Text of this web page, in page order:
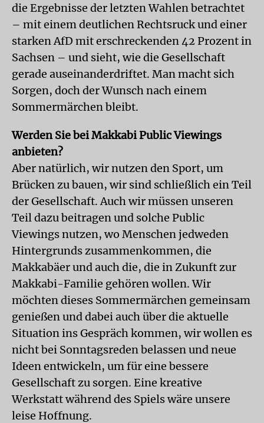
die Ergebnisse der letzten Wahlen betrachtet
– mit einem deutlichen Rechtsruck und einer
starken AfD mit erschreckenden 42 Prozent in
Sachsen – und sieht, wie die Gesellschaft
gerade auseinanderdriftet. Man macht sich
Sorgen, doch der Wunsch nach einem
Sommermärchen bleibt.
Werden Sie bei Makkabi Public Viewings
anbieten?
Aber natürlich, wir nutzen den Sport, um
Brücken zu bauen, wir sind schließlich ein Teil
der Gesellschaft. Auch wir müssen unseren
Teil dazu beitragen und solche Public
Viewings nutzen, wo Menschen jedweden
Hintergrunds zusammenkommen, die
Makkabäer und auch die, die in Zukunft zur
Makkabi-Familie gehören wollen. Wir
möchten dieses Sommermärchen gemeinsam
genießen und dabei auch über die aktuelle
Situation ins Gespräch kommen, wir wollen es
nicht bei Sonntagsreden belassen und neue
Ideen entwickeln, um für eine bessere
Gesellschaft zu sorgen. Eine kreative
Werkstatt während des Spiels wäre unsere
leise Hoffnung.